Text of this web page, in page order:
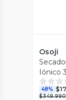
Osoji
Iónico
48%
$349.990